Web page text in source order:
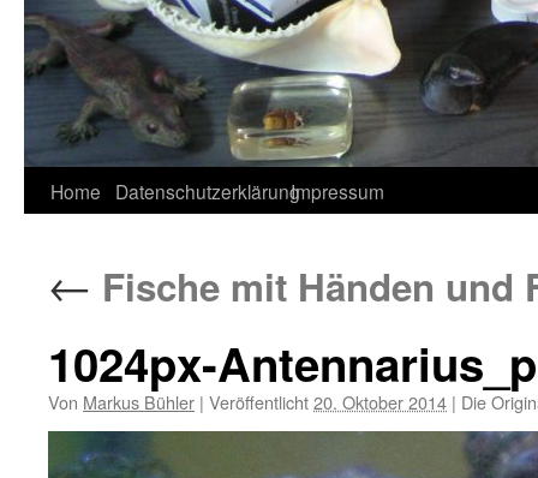
Home DatenschutzerklärungImpressum
← Fische mit Händen und
1024px-
Von Markus Bühler | Veröffentlicht20. Oktober 2014 | Die